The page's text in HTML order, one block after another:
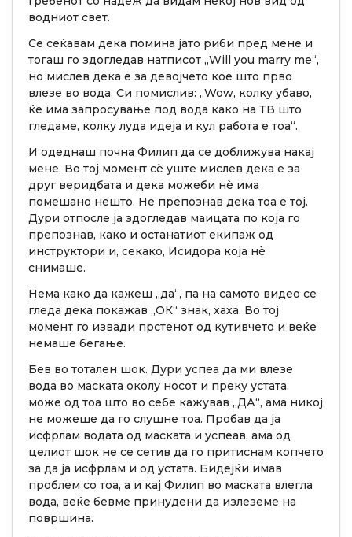
водниот свет.
Се сеќавам дека помина јато риби пред мене и
тогаш го здогледав натписот „Will you marry me“,
но мислев дека е за девојчето кое што прво
влезе во вода. Си помислив: „Wow, колку убаво,
ќе има запросување под вода како на ТВ што
гледаме, колку луда идеја и кул работа е тоа“.
И одеднаш почна Филип да се доближува накај
мене. Во тој момент сè уште мислев дека е за
друг веридбата и дека можеби нè има
помешано нешто. Не препознав дека тоа е тој.
Дури отпосле ја здогледав маицата по која го
препознав, како и останатиот екипаж од
инструктори и, секако, Исидора која нè
снимаше.
Нема како да кажеш „да“, па на самото видео се
гледа дека покажав „ОК“ знак, хаха. Во тој
момент го извади прстенот од кутивчето и веќе
немаше бегање.
Бев во тотален шок. Дури успеа да ми влезе
вода во маската околу носот и преку устата,
може од тоа што во себе кажував „ДА“, ама никој
не можеше да го слушне тоа. Пробав да ја
исфрлам водата од маската и успеав, ама од
целиот шок не се сетив да го притиснам копчето
за да ја исфрлам и од устата. Бидејќи имав
проблем со тоа, а и кај Филип во маската влегла
вода, веќе бевме принудени да излеземе на
површина.